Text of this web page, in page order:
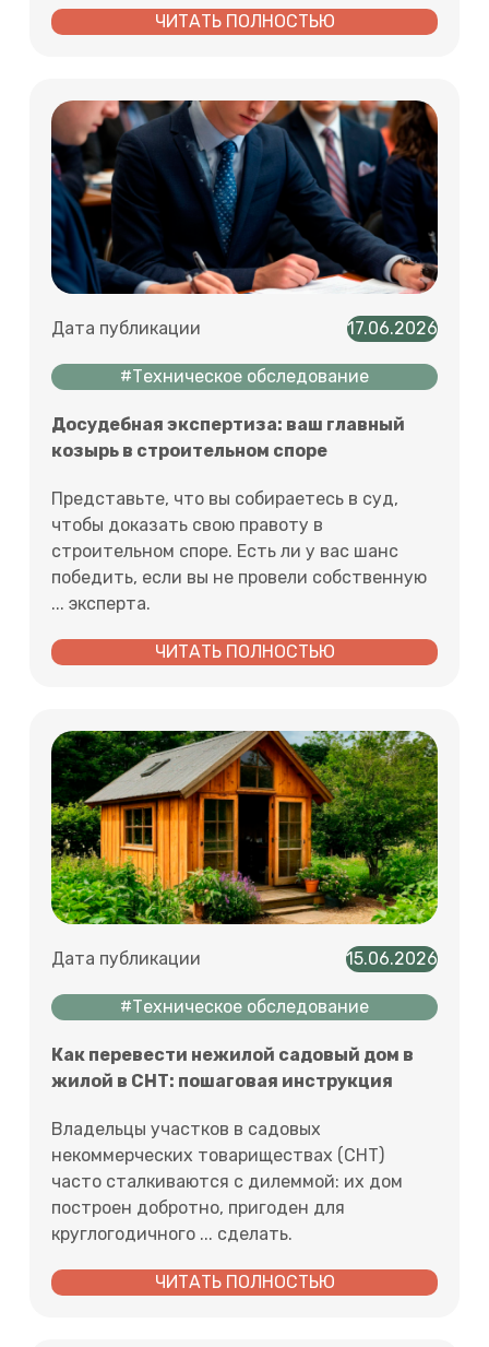
ЧИТАТЬ ПОЛНОСТЬЮ
Дата публикации 17.06.2026
#Техническое обследование
Досудебная экспертиза: ваш главный
козырь в строительном споре
Представьте, что вы собираетесь в суд,
чтобы доказать свою правоту в
строительном споре. Есть ли у вас шанс
победить, если вы не провели собственную
... эксперта.
ЧИТАТЬ ПОЛНОСТЬЮ
Дата публикации 15.06.2026
#Техническое обследование
Как перевести нежилой садовый дом в
жилой в СНТ: пошаговая инструкция
Владельцы участков в садовых
некоммерческих товариществах (СНТ)
часто сталкиваются с дилеммой: их дом
построен добротно, пригоден для
круглогодичного ... сделать.
ЧИТАТЬ ПОЛНОСТЬЮ